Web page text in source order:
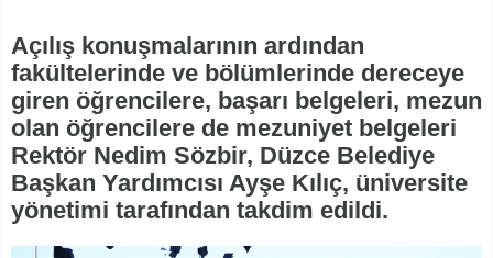
Açılış konuşmalarının ardından
fakültelerinde ve bölümlerinde dereceye
giren öğrencilere, başarı belgeleri, mezun
olan öğrencilere de mezuniyet belgeleri
Rektör Nedim Sözbir, Düzce Belediye
Başkan Yardımcısı Ayşe Kılıç, üniversite
yönetimi tarafından takdim edildi.